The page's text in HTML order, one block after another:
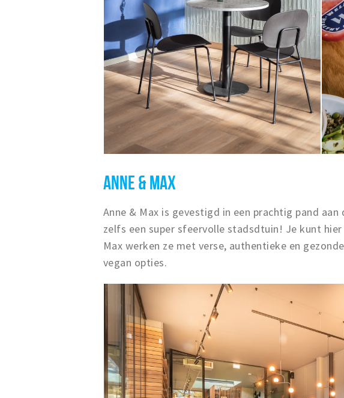
ANNE & MAX
Anne & Max is gevestigd in een prachtig pand
zelfs een super sfeervolle stadsdtuin! Je kunt
Max werken ze met verse, authentieke en
vegan opties.